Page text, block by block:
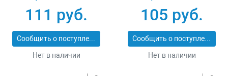
74168
111 руб.
Сообщить о поступлении
Нет в наличии
74161
105 руб.
Сообщить о поступлении
Нет в наличии